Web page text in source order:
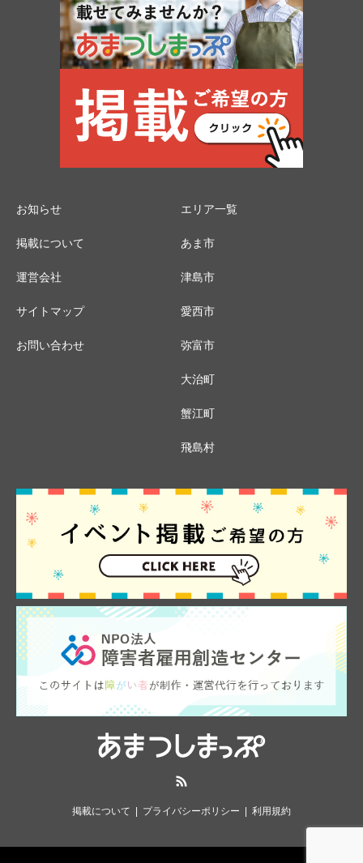
お知らせ
掲載について
運営会社
サイトマップ
お問い合わせ
エリア一覧
あま市
津島市
愛西市
弥富市
大治町
蟹江町
飛島村
掲載について プライバシーポリシー 利用規約